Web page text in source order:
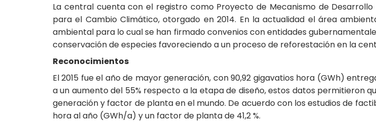
La central cuenta con el registro como Proyecto de Mecanismo de
para el Cambio Climático, otorgado en 2014. En la actualidad el área
ambiental para lo cual se han firmado convenios con entidades
conservación de especies favoreciendo a un proceso de reforestación en la
Reconocimientos
El 2015 fue el año de mayor generación, con 90,92 gigavatios hora (GWh)
a un aumento del 55% respecto a la etapa de diseño, estos datos permitieron
generación y factor de planta en el mundo. De acuerdo con los estudios de
hora al año (GWh/a) y un factor de planta de 41,2 %.